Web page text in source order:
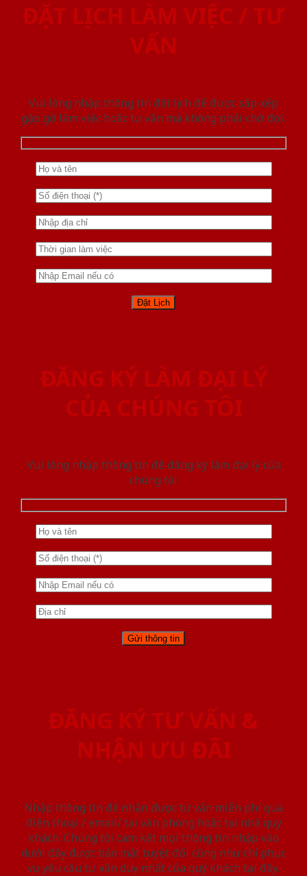
ĐẶT LỊCH LÀM VIỆC / TƯ
VẤN
Vui lòng nhập thông tin đặt lịch để được sắp xếp
gặp gỡ làm việc hoăc tư vấn mà không phải chờ đợi.
ĐĂNG KÝ LÀM ĐẠI LÝ
CỦA CHÚNG TÔI
Vui lòng nhập thông tin để đăng ký làm đại lý của
chúng tôi
ĐĂNG KÝ TƯ VẤN &
NHẬN ƯU ĐÃI
Nhập thông tin để nhận được tư vấn miễn phí qua
điện thoại / email/ tại văn phòng hoặc tại nhà quý
khách. Chúng tôi cam kết mọi thông tin nhập vào
dưới đây được bảo mật tuyệt đối cũng như chỉ phục
vụ yêu cầu tư vấn duy nhất của quý khách tại đây.